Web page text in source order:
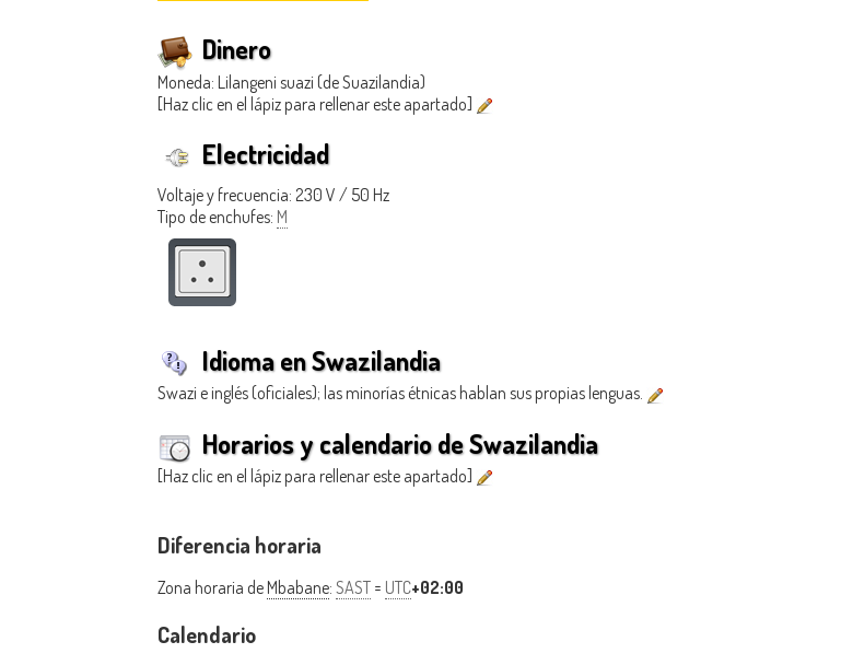
Dinero
Moneda: Lilangeni suazi (de Suazilandia)
[Haz clic en el lápiz para rellenar este apartado]
Electricidad
Voltaje y frecuencia: 230 V / 50 Hz
Tipo de enchufes: M
Idioma en Swazilandia
Swazi e inglés (oficiales); las minorías étnicas hablan sus propias lenguas.
Horarios y calendario de Swazilandia
[Haz clic en el lápiz para rellenar este apartado]
Diferencia horaria
Zona horaria de Mbabane: SAST = UTC+02:00
Calendario